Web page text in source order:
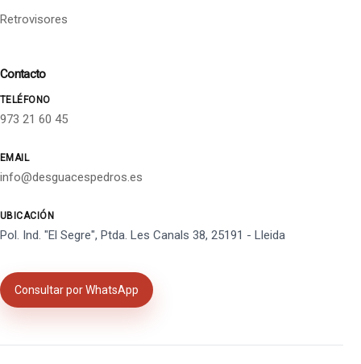
Retrovisores
Contacto
TELÉFONO
973 21 60 45
EMAIL
info@desguacespedros.es
UBICACIÓN
Pol. Ind. "El Segre", Ptda. Les Canals 38, 25191 - Lleida
Consultar por WhatsApp